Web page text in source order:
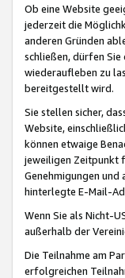
Ob eine Website
jederzeit die
anderen Gründen
schließen, dürfen Sie
wiederaufleben zu
bereitgestellt wird.
Sie stellen sicher,
Website,
können etwaige
jeweiligen Zeitpunkt
Genehmigungen
hinterlegte E-Mail-
Wenn Sie als Nicht-
außerhalb der
Die Teilnahme am
erfolgreichen